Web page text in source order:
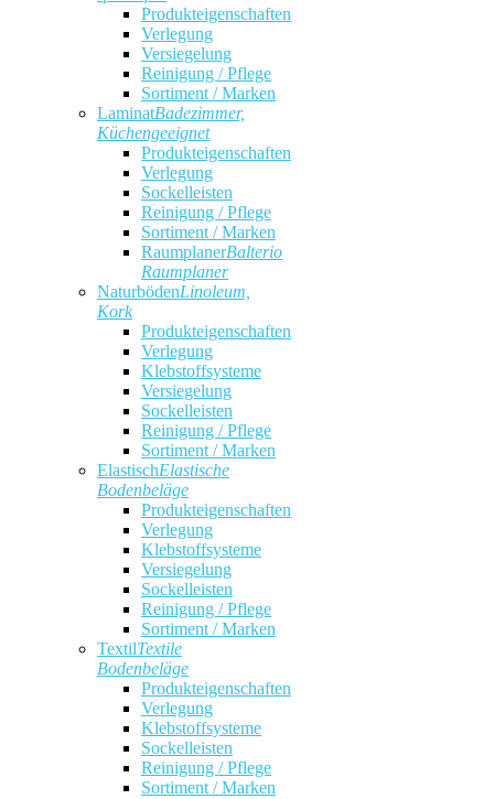
Produkteigenschaften
Verlegung
Versiegelung
Reinigung / Pflege
Sortiment / Marken
LaminatBadezimmer,
Küchengeeignet
Produkteigenschaften
Verlegung
Sockelleisten
Reinigung / Pflege
Sortiment / Marken
RaumplanerBalterio
Raumplaner
NaturbödenLinoleum,
Kork
Produkteigenschaften
Verlegung
Klebstoffsysteme
Versiegelung
Sockelleisten
Reinigung / Pflege
Sortiment / Marken
ElastischElastische
Bodenbeläge
Produkteigenschaften
Verlegung
Klebstoffsysteme
Versiegelung
Sockelleisten
Reinigung / Pflege
Sortiment / Marken
TextilTextile
Bodenbeläge
Produkteigenschaften
Verlegung
Klebstoffsysteme
Sockelleisten
Reinigung / Pflege
Sortiment / Marken